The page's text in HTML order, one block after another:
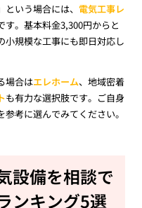
という場合には、電気工事レ
す。基本料金3,300円からと
小規模な工事にも即日対応し
場合はエレホーム、地域密着
も有力な選択肢です。ご自身
考に選んでみてください。
設備を相談で
ンキング5選